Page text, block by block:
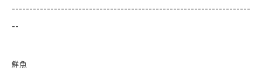
--------------------------------------------------------------------
--
鮮魚